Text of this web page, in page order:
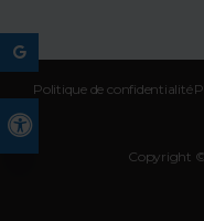
Version accessible
Politique de confidentialité
Copyright ©